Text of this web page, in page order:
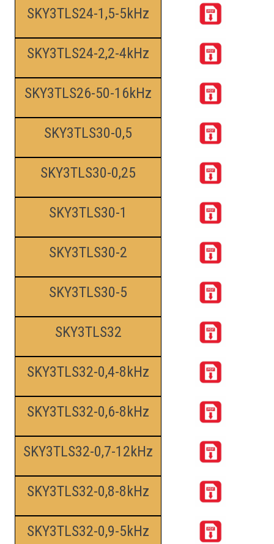
SKY3TLS24-1,5-5kHz
SKY3TLS24-2,2-4kHz
SKY3TLS26-50-16kHz
SKY3TLS30-0,5
SKY3TLS30-0,25
SKY3TLS30-1
SKY3TLS30-2
SKY3TLS30-5
SKY3TLS32
SKY3TLS32-0,4-8kHz
SKY3TLS32-0,6-8kHz
SKY3TLS32-0,7-12kHz
SKY3TLS32-0,8-8kHz
SKY3TLS32-0,9-5kHz